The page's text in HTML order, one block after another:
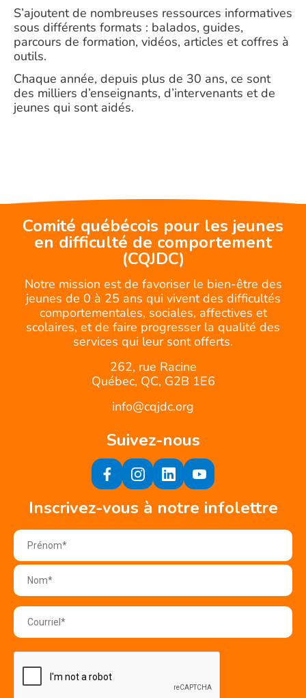
S’ajoutent de nombreuses ressources informatives
sous différents formats : balados, guides,
parcours de formation, vidéos, articles et coffres à
outils.
Chaque année, depuis plus de 30 ans, ce sont
des milliers d’enseignants, d’intervenants et de
jeunes qui sont aidés.
Comité québécois pour les jeunes
en difficulté de comportement
(CQJDC)
Notre mission est de favoriser le bien-être des
jeunes de 0 à 25 ans qui vivent des difficultés
comportementales, sociales, affectives et
scolaires, et de faire progresser la qualité des
services qui leur sont offerts.
262, rue Racine
Québec, QC, G2B 1E6
info@cqjdc.org
Suivez-nous
Inscrivez-vous à notre infolettre